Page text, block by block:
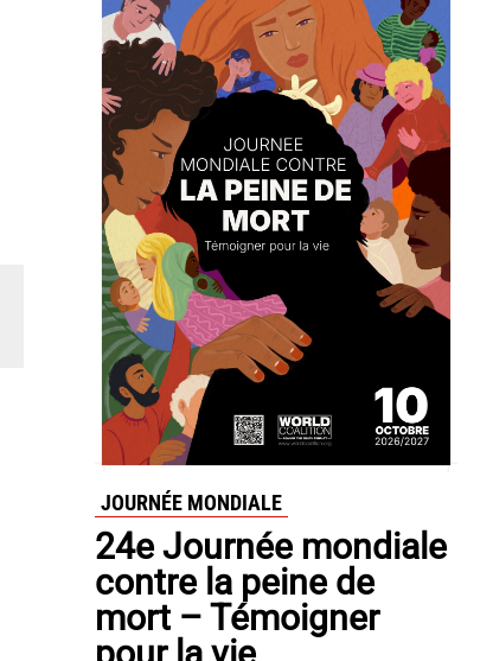
JOURNÉE MONDIALE
24e Journée mondiale
contre la peine de
mort – Témoigner